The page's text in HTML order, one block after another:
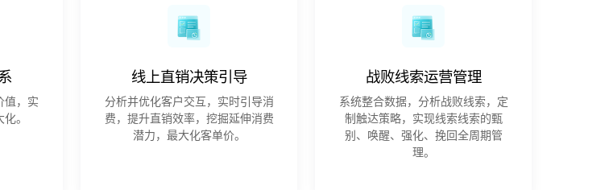
值，实
。
线上直销决策引导
分析并优化客户交互，实时引导消
费，提升直销效率，挖掘延伸消费
潜力，最大化客单价。
战败线索运营管理
系统整合数据，分析战败线索，定
制触达策略，实现线索线索的甄
别、唤醒、强化、挽回全周期管
理。